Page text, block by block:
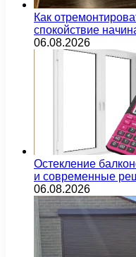
Как
спокойствие
06.08.2026
Остекление
и современные
06.08.2026